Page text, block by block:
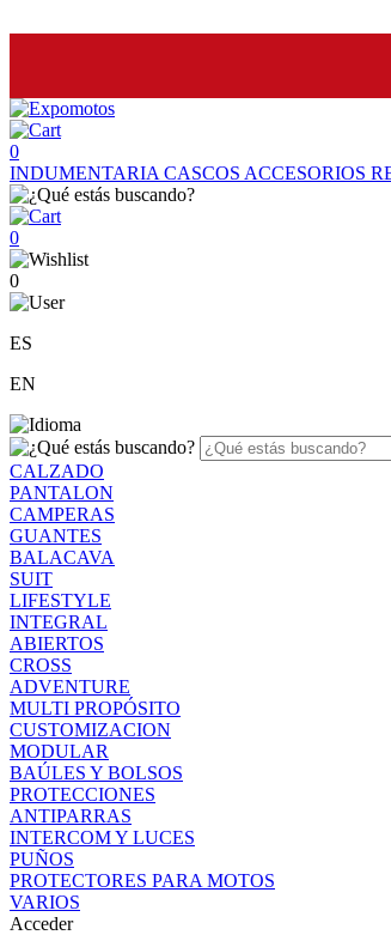
0
INDUMENTARIA CASCOS ACCESORIOS
0
0
ES
EN
CALZADO
PANTALON
CAMPERAS
GUANTES
BALACAVA
SUIT
LIFESTYLE
INTEGRAL
ABIERTOS
CROSS
ADVENTURE
MULTI PROPÓSITO
CUSTOMIZACION
MODULAR
BAÚLES Y BOLSOS
PROTECCIONES
ANTIPARRAS
INTERCOM Y LUCES
PUÑOS
PROTECTORES PARA MOTOS
VARIOS
Acceder